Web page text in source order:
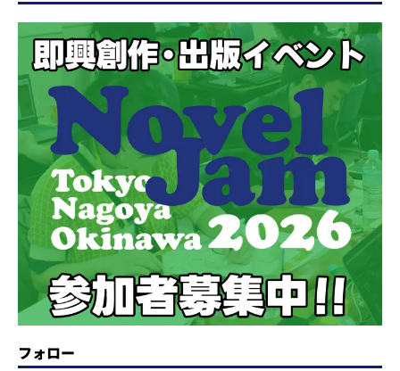
フォロー